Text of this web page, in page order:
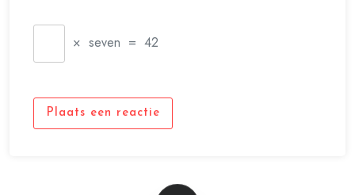
× seven = 42
Plaats een reactie